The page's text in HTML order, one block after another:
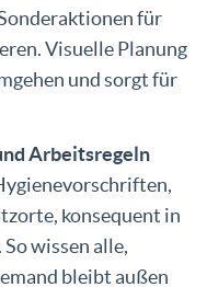
für
Visuelle Planung
und sorgt für
Arbeitsregeln
konsequent in
wissen alle,
bleibt außen